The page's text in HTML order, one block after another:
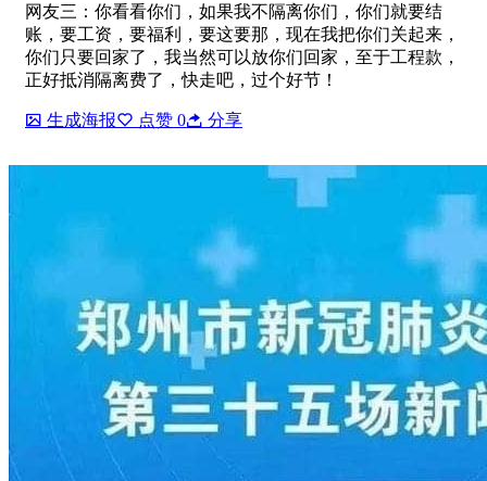
网友三：你看看你们，如果我不隔离你们，你们就要结
账，要工资，要福利，要这要那，现在我把你们关起来，
你们只要回家了，我当然可以放你们回家，至于工程款，
正好抵消隔离费了，快走吧，过个好节！
生成海报 点赞 0 分享